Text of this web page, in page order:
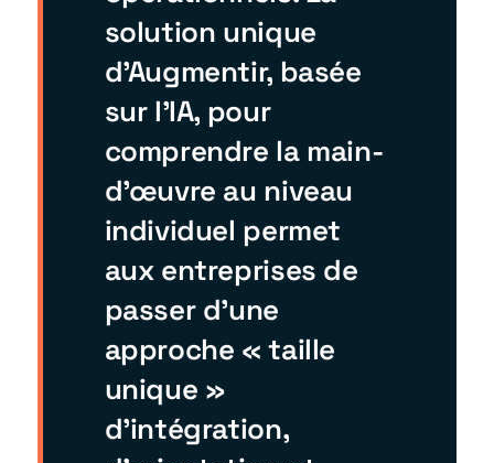
solution unique
d'Augmentir, basée
sur l'IA, pour
comprendre la main-
d'œuvre au niveau
individuel permet
aux entreprises de
passer d'une
approche « taille
unique »
d'intégration,